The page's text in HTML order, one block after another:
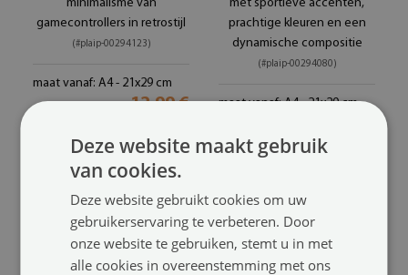
minimalisme van
gamecontrollers in retrostijl
(#plaip-00294123)
maat vanaf: A4 - 21x29 cm
12.99 €
met sportieve accenten,
prachtige kleuren en een
dynamische compositie
(#plaip-00294080)
maat vanaf: A4 - 21x29 cm
Deze website maakt gebruik
van cookies.
Deze website gebruikt cookies om uw
gebruikerservaring te verbeteren. Door
onze website te gebruiken, stemt u in met
alle cookies in overeenstemming met ons